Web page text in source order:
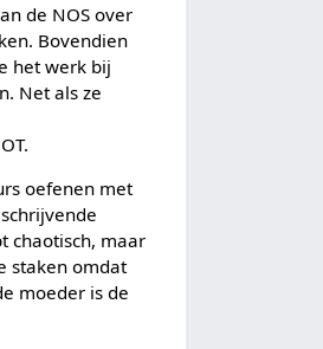
de NOS over
Bovendien
het werk bij
Net als ze
oefenen met
chaotisch, maar
staken omdat
moeder is de